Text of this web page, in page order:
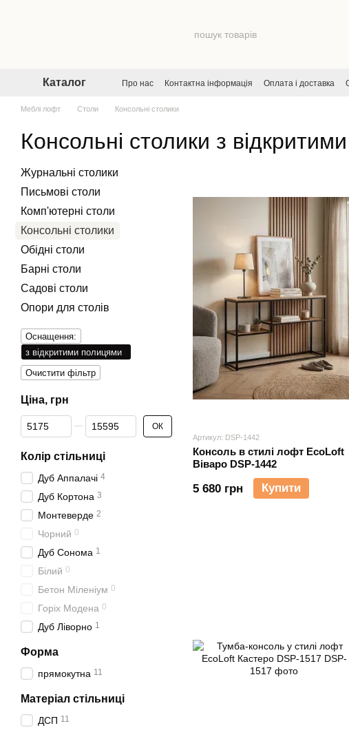
Каталог Про нас Контактна інформація Оплата і доставка
Меблі лофт Столи Консольні столики
Консольні столики з
Артикул: DSP-1442
Консоль в стилі лофт EcoLoft
Віваро DSP-1442
5 680 грн Купити
Журнальні столики
Письмові столи
Комп'ютерні столи
Консольні столики
Обідні столи
Барні столи
Садові столи
Опори для столів
Оснащення:
з відкритими полицями
Очистити фільтр
Ціна, грн
Від Ціна, грн
До Ціна, грн ОК
Колір стільниці
Дуб Аппалачі 4
Дуб Кортона 3
Монтеверде 2
Чорний 0
Дуб Сонома 1
Білий 0
Бетон Міленіум 0
Горіх Модена 0
Дуб Ліворно 1
Форма
прямокутна 11
Матеріал стільниці
ДСП 11